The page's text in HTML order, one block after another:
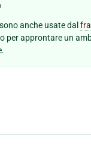
anche usate dal
per approntare un